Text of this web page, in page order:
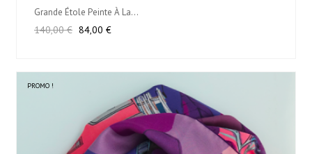
Grande Étole Peinte À La...
Prix
140,00 € Prix
84,00 €
PROMO !